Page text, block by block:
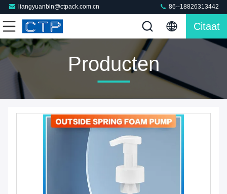
liangyuanbin@ctpack.com.cn 86--18826313442
Citaat
Producten